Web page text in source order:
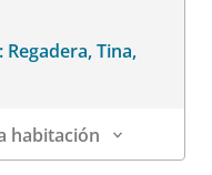
Tina,
habitación